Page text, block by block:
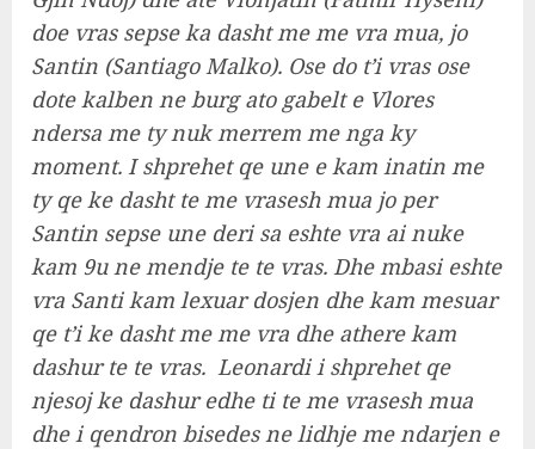
doe vras sepse ka dasht me me vra mua, jo
Santin (Santiago Malko). Ose do t’i vras ose
dote kalben ne burg ato gabelt e Vlores
ndersa me ty nuk merrem me nga ky
moment. I shprehet qe une e kam inatin me
ty qe ke dasht te me vrasesh mua jo per
Santin sepse une deri sa eshte vra ai nuke
kam 9u ne mendje te te vras. Dhe mbasi eshte
vra Santi kam lexuar dosjen dhe kam mesuar
qe t’i ke dasht me me vra dhe athere kam
dashur te te vras. Leonardi i shprehet qe
njesoj ke dashur edhe ti te me vrasesh mua
dhe i qendron bisedes ne lidhje me ndarjen e